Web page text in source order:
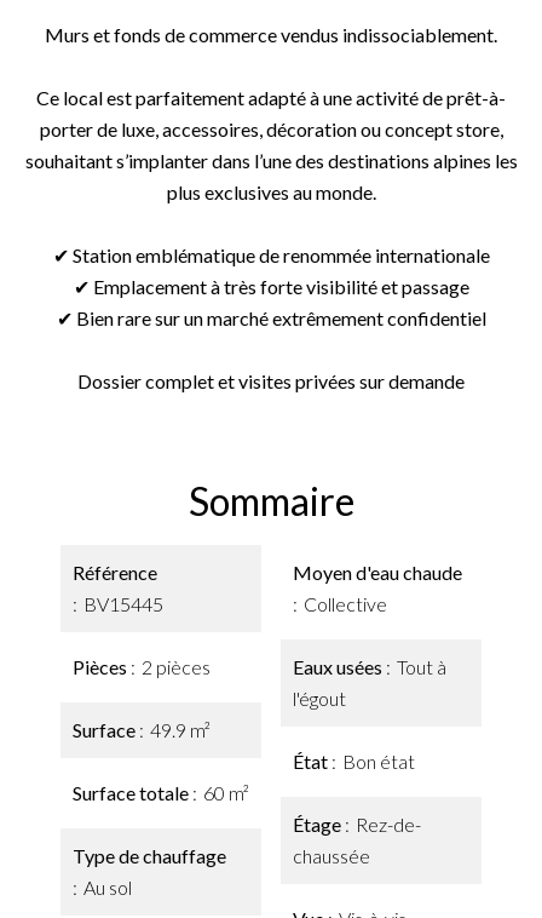
Murs et fonds de commerce vendus indissociablement.
Ce local est parfaitement adapté à une activité de prêt-à-
porter de luxe, accessoires, décoration ou concept store,
souhaitant s’implanter dans l’une des destinations alpines les
plus exclusives au monde.
✔ Station emblématique de renommée internationale
✔ Emplacement à très forte visibilité et passage
✔ Bien rare sur un marché extrêmement confidentiel
Dossier complet et visites privées sur demande
Sommaire
Référence
BV15445
Pièces 2 pièces
Surface 49.9 m²
Surface totale 60 m²
Type de chauffage
Au sol
Moyen d'eau chaude
Collective
Eaux usées
Tout à
l'égout
État Bon état
Étage
Rez-de-
chaussée